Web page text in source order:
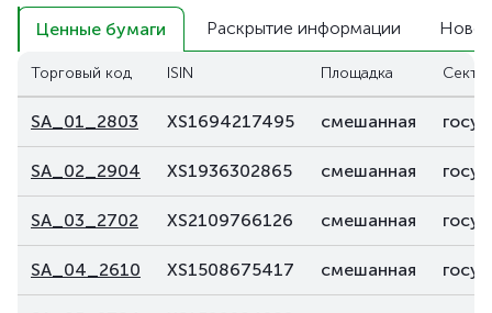
Ценные бумаги Раскрытие информации
Торговый код ISIN Площадка
SA_01_2803 XS1694217495 смешанная
SA_02_2904 XS1936302865 смешанная
SA_03_2702 XS2109766126 смешанная
SA_04_2610 XS1508675417 смешанная